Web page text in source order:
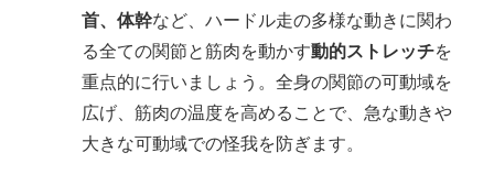
首、体幹など、ハードル走の多様な動きに関わ
る全ての関節と筋肉を動かす動的ストレッチを
重点的に行いましょう。全身の関節の可動域を
広げ、筋肉の温度を高めることで、急な動きや
大きな可動域での怪我を防ぎます。